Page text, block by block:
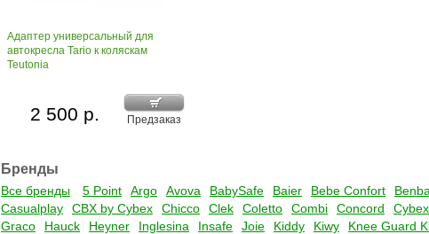
Адаптер универсальный для
автокресла Tario к коляскам
Teutonia
Предзаказ
2 500 р.
Бренды
Все бренды 5 Point Argo Avova BabySafe Baier Bebe Confort
Casualplay
CBX by Cybex Chicco Clek Coletto Combi Concord Cybex
Graco
Hauck Heyner Inglesina Insafe Joie Kiddy Kiwy Knee Guard